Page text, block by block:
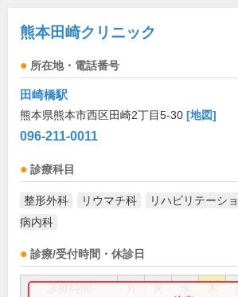
熊本田崎クリニック
所在地・電話番号
田崎橋駅
熊本県熊本市西区田崎2丁目5-30 [地図]
096-211-0011
診療科目
整形外科 リウマチ科 リハビリテーシ
病内科
診療/受付時間・休診日